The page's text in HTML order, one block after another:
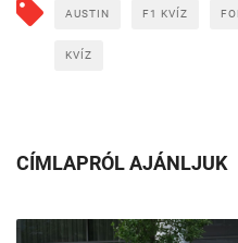
AUSTIN F1 KVÍZ
KVÍZ
CÍMLAPRÓL AJÁNLJUK